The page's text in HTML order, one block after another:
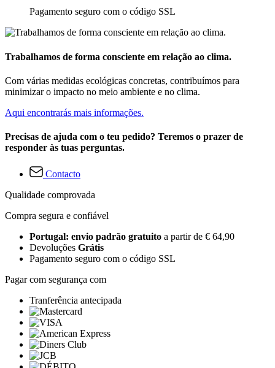
Pagamento seguro com o código SSL
Trabalhamos de forma consciente em relação ao clima.
Com várias medidas ecológicas concretas, contribuímos para
minimizar o impacto no meio ambiente e no clima.
Aqui encontrarás mais informações.
Precisas de ajuda com o teu pedido? Teremos o prazer de
responder às tuas perguntas.
Contacto
Qualidade comprovada
Compra segura e confiável
Portugal: envio padrão gratuito a partir de € 64,90
Devoluções Grátis
Pagamento seguro com o código SSL
Pagar com segurança com
Tranferência antecipada